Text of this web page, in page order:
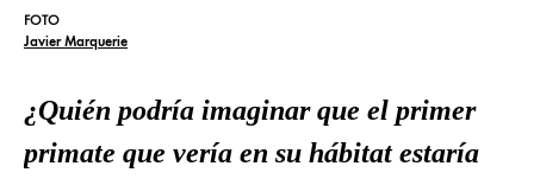
FOTO
Javier Marquerie
¿Quién podría imaginar que el primer
primate que vería en su hábitat estaría